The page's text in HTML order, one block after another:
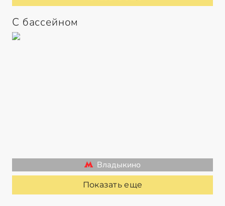
С бассейном
Владыкино
Показать еще